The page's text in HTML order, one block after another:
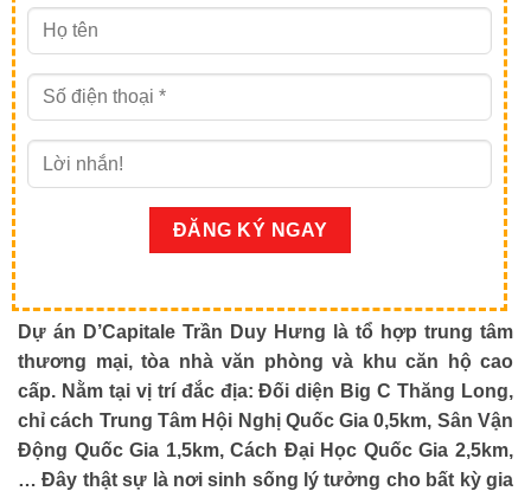
Dự án D’Capitale Trần Duy Hưng là tổ hợp trung tâm
thương mại, tòa nhà văn phòng và khu căn hộ cao
cấp. Nằm tại vị trí đắc địa: Đối diện Big C Thăng Long,
chỉ cách Trung Tâm Hội Nghị Quốc Gia 0,5km, Sân Vận
Động Quốc Gia 1,5km, Cách Đại Học Quốc Gia 2,5km,
… Đây thật sự là nơi sinh sống lý tưởng cho bất kỳ gia